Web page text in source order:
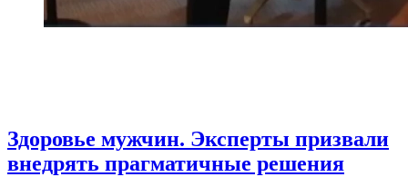
Здоровье мужчин. Эксперты призвали
внедрять прагматичные решения